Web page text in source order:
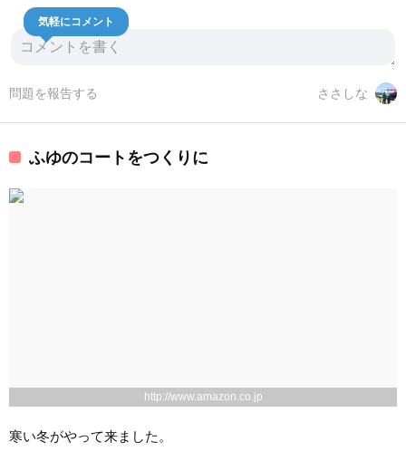
気軽にコメント
ささしな
問題を報告する
ふゆのコートをつくりに
http://www.amazon.co.jp
寒い冬がやって来ました。